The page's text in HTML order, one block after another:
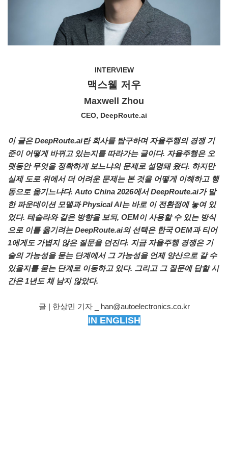
INTERVIEW
맥스웰 저우
Maxwell Zhou
CEO, DeepRoute.ai
이 글은 DeepRoute.ai란 회사를 탐구하며 자율주행의 경쟁 기
준이 어떻게 바뀌고 있는지를 따라가는 글이다. 자율주행은 오
랫동안 무엇을 정확하게 보느냐의 문제로 설명돼 왔다. 하지만
실제 도로 위에서 더 어려운 문제는 본 것을 어떻게 이해하고 행
동으로 옮기느냐다. Auto China 2026에서 DeepRoute.ai가 말
한 파운데이션 모델과 Physical AI는 바로 이 전환점에 놓여 있
었다. 테슬라와 같은 방향을 보되, OEM이 사용할 수 있는 방식
으로 이를 옮기려는 DeepRoute.ai의 선택은 한국 OEM과 티어
1에게도 가볍지 않은 질문을 던진다. 지금 자율주행 경쟁은 기
술의 가능성을 묻는 단계에서 그 가능성을 언제 양산으로 갈 수
있을지를 묻는 단계로 이동하고 있다. 그리고 그 질문에 답할 시
간은 1년도 채 남지 않았다.
글 | 한상민 기자 _ han@autoelectronics.co.kr
IN ENGLISH